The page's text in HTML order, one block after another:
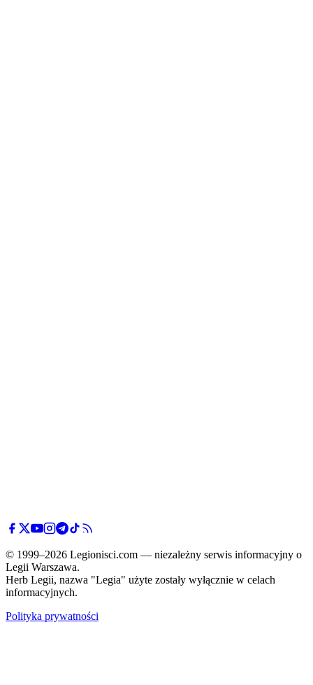
© 1999–2026 Legionisci.com — niezależny serwis informacyjny o
Legii Warszawa.
Herb Legii, nazwa "Legia" użyte zostały wyłącznie w celach
informacyjnych.
Polityka prywatności